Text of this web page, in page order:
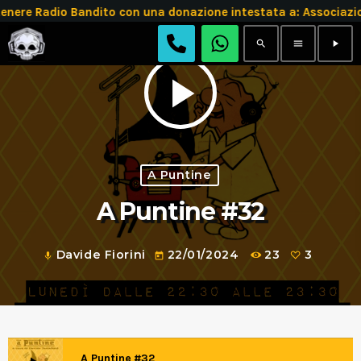
Radio Bandito con una donazione intestata a:
search menu play_arrow
play_arrow
A Puntine
A Puntine #32
mic Davide Fiorini today 22/01/2024 23 3